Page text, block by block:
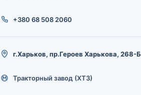
+380 68 508 2060
г.Харьков, пр.Героев Харькова, 268-Б
Тракторный завод (ХТЗ)